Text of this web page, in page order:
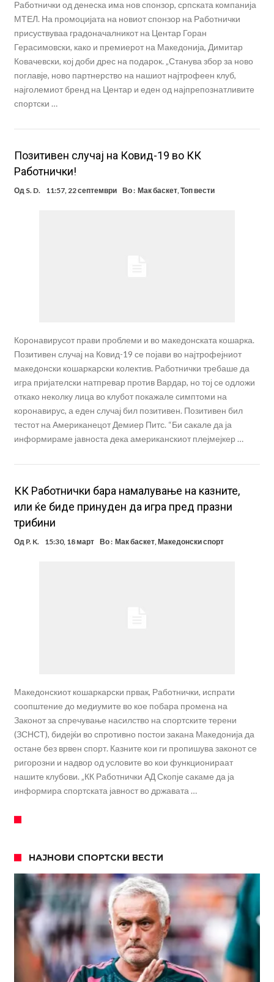
Работнички од денеска има нов спонзор, српската компанија
МТЕЛ. На промоцијата на новиот спонзор на Работнички
присуствуваа градоначалникот на Центар Горан
Герасимовски, како и премиерот на Македонија, Димитар
Ковачевски, кој доби дрес на подарок. „Станува збор за ново
поглавје, ново партнерство на нашиот најтрофеен клуб,
најголемиот бренд на Центар и еден од најпрепознатливите
спортски …
Позитивен случај на Ковид-19 во КК
Работнички!
Од S. D. 11:57, 22 септември Во : Мак баскет,Топ вести
Коронавирусот прави проблеми и во македонската кошарка.
Позитивен случај на Ковид-19 се појави во најтрофејниот
македонски кошаркарски колектив. Работнички требаше да
игра пријателски натпревар против Вардар, но тој се одложи
откако неколку лица во клубот покажале симптоми на
коронавирус, а еден случај бил позитивен. Позитивен бил
тестот на Американецот Демиер Питс. “Би сакале да ја
информираме јавноста дека американскиот плејмејкер …
КК Работнички бара намалување на казните,
или ќе биде принуден да игра пред празни
трибини
Од P. K. 15:30, 18 март Во : Мак баскет,Македонски спорт
Македонскиот кошаркарски првак, Работнички, испрати
соопштение до медиумите во кое побара промена на
Законот за спречување насилство на спортските терени
(ЗСНСТ), бидејќи во спротивно постои закана Македонија да
остане без врвен спорт. Казните кои ги пропишува законот се
ригорозни и надвор од условите во кои функционираат
нашите клубови. „КК Работнички АД Скопје сакаме да ја
информира спортската јавност во државата …
НАЈНОВИ СПОРТСКИ ВЕСТИ